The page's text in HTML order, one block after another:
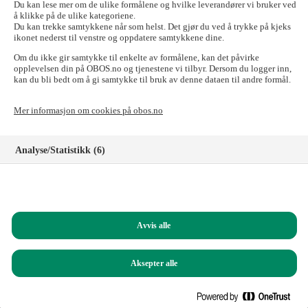
Skal du til OBOS-banken, Tryg Forsikring for
OBOS-medlemmer, Styrerommet eller Vibbo?
Det går fint! Tilgangen til disse nettstedene er ikke påvirket.
Logg inn i nettbanken for bedriftskunder
Signeringsportalen
Logg inn på Styrerommet
Logg inn på Vibbo
Ring oss på
(mandag til fredag, 09.00 – 15.00)
Du kan også sende e-post til: obos@obos.no
Du kan lese mer om de ulike formålene og hvilke leverandører vi bruker ved
å klikke på de ulike kategoriene.
Du kan trekke samtykkene når som helst. Det gjør du ved å trykke på kjeks
ikonet nederst til venstre og oppdatere samtykkene dine.
Om du ikke gir samtykke til enkelte av formålene, kan det påvirke
opplevelsen din på OBOS.no og tjenestene vi tilbyr. Dersom du logger inn,
kan du bli bedt om å gi samtykke til bruk av denne dataen til andre formål.
Mer informasjon om cookies på obos.no
Analyse/Statistikk (6)
Funksjonelle (8)
Helt nødvendige (1)
Avvis alle
Aksepter alle